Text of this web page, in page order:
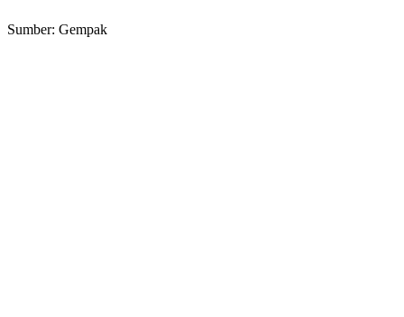
Sumber: Gempak